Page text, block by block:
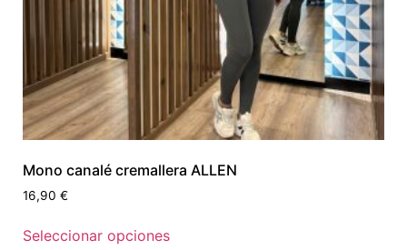
Mono canalé cremallera ALLEN
16,90 €
Seleccionar opciones